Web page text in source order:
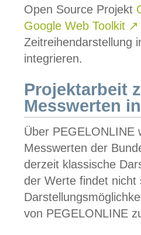
Open Source Projekt
Google Web Toolkit ↗
Zeitreihendarstellung
integrieren.
Projektarbeit
Messwerten
Über PEGELONLINE
Messwerten der
derzeit klassische
der Werte findet
von PEGELONLINE